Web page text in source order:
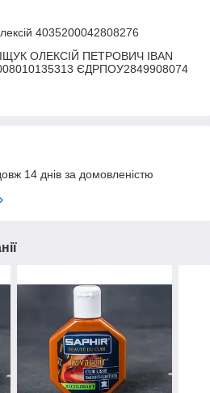
4035200042808276
ОЛЕКСІЙ ПЕТРОВИЧ IBAN
ЄДРПОУ2849908074
14 днів за домовленістю